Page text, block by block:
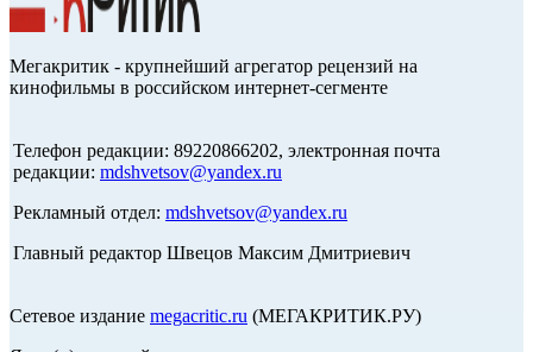
Мегакритик - крупнейший агрегатор рецензий на
кинофильмы в российском интернет-сегменте
Телефон редакции: 89220866202, электронная почта
редакции: mdshvetsov@yandex.ru
Рекламный отдел: mdshvetsov@yandex.ru
Главный редактор Швецов Максим Дмитриевич
Сетевое издание megacritic.ru (МЕГАКРИТИК.РУ)